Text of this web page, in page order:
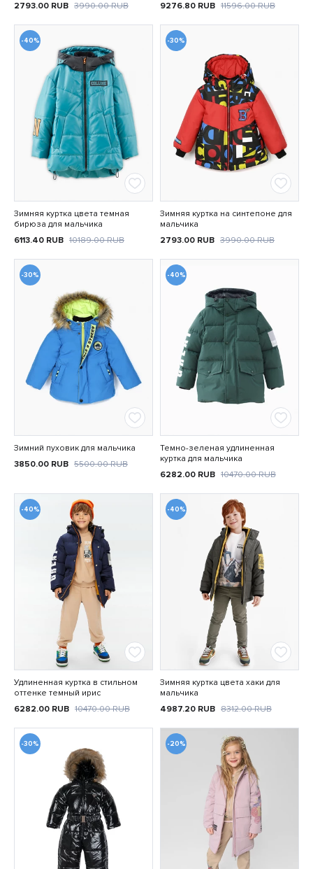
2793.00 RUB 3990.00RUB
9276.80 RUB 11596.00RUB
-40%
Зимняя куртка цвета темная
бирюза для мальчика
6113.40 RUB 10189.00RUB
-30%
Зимняя куртка на синтепоне для
мальчика
2793.00 RUB 3990.00RUB
-30%
Зимний пуховик для мальчика
3850.00 RUB 5500.00RUB
-40%
Темно-зеленая удлиненная
куртка для мальчика
6282.00 RUB 10470.00RUB
-40%
Удлиненная куртка в стильном
оттенке темный ирис
6282.00 RUB 10470.00RUB
-40%
Зимняя куртка цвета хаки для
мальчика
4987.20 RUB 8312.00RUB
-30% -20%